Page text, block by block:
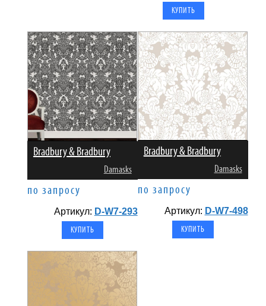
Bradbury & Bradbury
Damasks
по запросу
Артикул: D-W7-293
Bradbury & Bradbury
Damasks
по запросу
Артикул: D-W7-498